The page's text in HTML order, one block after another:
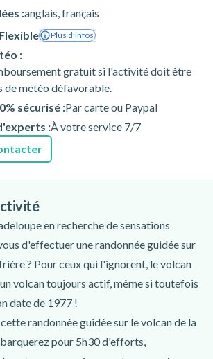
:anglais,français
Plus d'infos
:
gratuit si l'activité doit être
de météo défavorable.
sécurisé :Par carte ou Paypal
:À votre service 7/7
en recherche de sensations
d'effectuer une randonnée guidée sur
? Pour ceux qui l'ignorent, le volcan
volcan toujours actif, même si toutefois
date de 1977 !
randonnée guidée sur le volcan de la
pour 5h30 d'efforts,